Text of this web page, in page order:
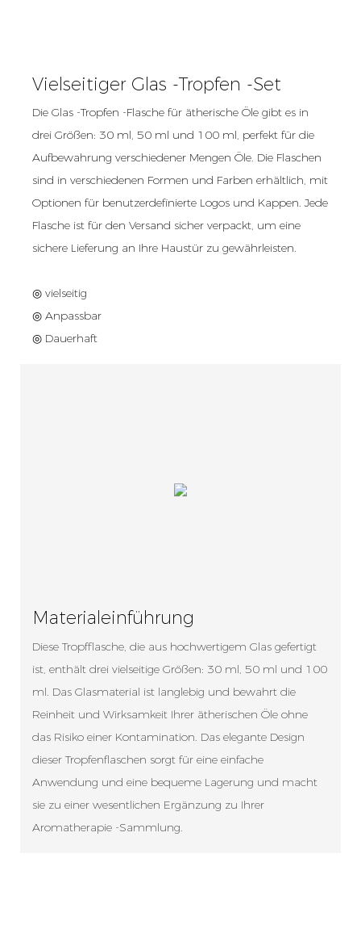
Vielseitiger Glas -Tropfen -Set
Die Glas -Tropfen -Flasche für ätherische Öle gibt es in
drei Größen: 30 ml, 50 ml und 100 ml, perfekt für die
Aufbewahrung verschiedener Mengen Öle. Die Flaschen
sind in verschiedenen Formen und Farben erhältlich, mit
Optionen für benutzerdefinierte Logos und Kappen. Jede
Flasche ist für den Versand sicher verpackt, um eine
sichere Lieferung an Ihre Haustür zu gewährleisten.
◎ vielseitig
◎ Anpassbar
◎ Dauerhaft
Materialeinführung
Diese Tropfflasche, die aus hochwertigem Glas gefertigt
ist, enthält drei vielseitige Größen: 30 ml, 50 ml und 100
ml. Das Glasmaterial ist langlebig und bewahrt die
Reinheit und Wirksamkeit Ihrer ätherischen Öle ohne
das Risiko einer Kontamination. Das elegante Design
dieser Tropfenflaschen sorgt für eine einfache
Anwendung und eine bequeme Lagerung und macht
sie zu einer wesentlichen Ergänzung zu Ihrer
Aromatherapie -Sammlung.